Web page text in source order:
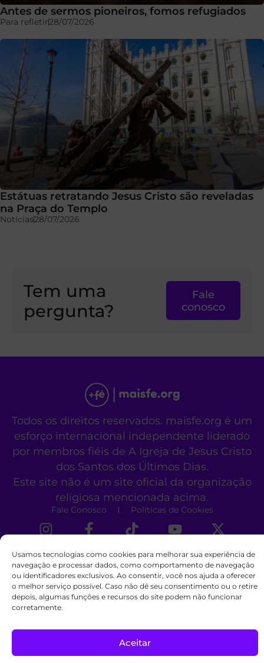
Usamos tecnologias como cookies para melhorar sua experiência de
navegação e processar dados, como comportamento de navegação
ou identificadores exclusivos. Ao consentir, você nos ajuda a oferecer
o melhor serviço possível. Caso não dê seu consentimento ou o retire
depois, algumas funções e recursos do site podem não funcionar
corretamente.
Aceitar
Antes de sermos pioneiros, fomos refugiados
Para refletir28/07/2026
Estátuas retratando Jesus Cristo são reveladas
na Praça do Templo
Notícias28/07/2026
Tem uma
pergunta?
Fale
conosco
Todos os direitos reservados. maisfe.org é um
esforço internacional independente liderado
por membros fiéis de A Igreja de Jesus Cristo
dos Santos dos Últimos Dias.
Este site não é um site oficial da organização
religiosa mencionada acima.
Fale Conosco Políticas de Cookies